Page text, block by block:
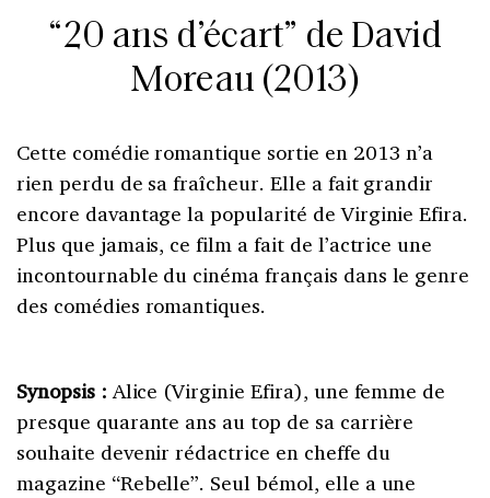
“20 ans d’écart” de David
Moreau (2013)
Cette comédie romantique sortie en 2013 n’a
rien perdu de sa fraîcheur. Elle a fait grandir
encore davantage la popularité de Virginie Efira.
Plus que jamais, ce film a fait de l’actrice une
incontournable du cinéma français dans le genre
des comédies romantiques.
Synopsis : Alice (Virginie Efira), une femme de
presque quarante ans au top de sa carrière
souhaite devenir rédactrice en cheffe du
magazine “Rebelle”. Seul bémol, elle a une